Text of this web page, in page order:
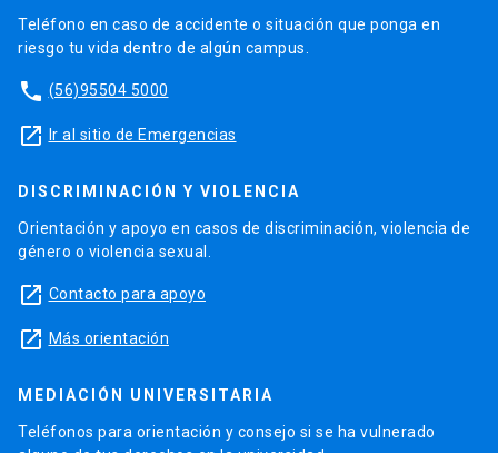
Teléfono en caso de accidente o situación que ponga en
riesgo tu vida dentro de algún campus.
phone (56)95504 5000
launch Ir al sitio de Emergencias
DISCRIMINACIÓN Y VIOLENCIA
Orientación y apoyo en casos de discriminación, violencia de
género o violencia sexual.
launch Contacto para apoyo
launch Más orientación
MEDIACIÓN UNIVERSITARIA
Teléfonos para orientación y consejo si se ha vulnerado